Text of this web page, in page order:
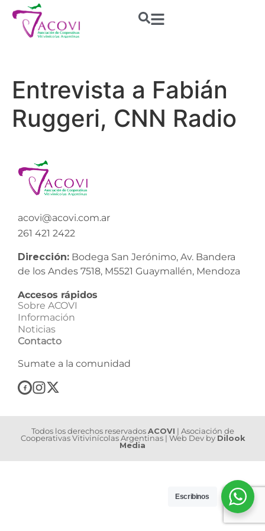
Entrevista a Fabián
Ruggeri, CNN Radio
acovi@acovi.com.ar
261 421 2422
Dirección: Bodega San Jerónimo, Av. Bandera
de los Andes 7518, M5521 Guaymallén, Mendoza
Accesos rápidos
Sobre ACOVI
Información
Noticias
Contacto
Sumate a la comunidad
Todos los derechos reservados ACOVI | Asociación de
Cooperativas Vitivinícolas Argentinas | Web Dev by Dilook
Media
Escribinos